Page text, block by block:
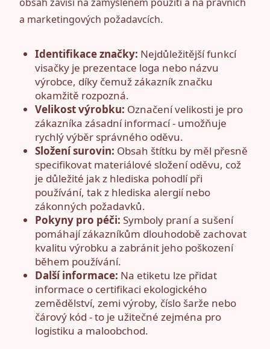
a marketingových požadavcích.
Identifikace značky: Nejdůležitější funkcí
visačky je prezentace loga nebo názvu
výrobce, díky čemuž zákazník značku
okamžitě rozpozná.
Velikost výrobku: Označení velikosti je pro
zákazníka zásadní informací - umožňuje
rychlý výběr správného oděvu.
Složení surovin: Obsah štítku by měl přesně
specifikovat materiálové složení oděvu, což
je důležité jak z hlediska pohodlí při
používání, tak z hlediska alergií nebo
zákonných požadavků.
Pokyny pro péči: Symboly praní a sušení
pomáhají zákazníkům dlouhodobě zachovat
kvalitu výrobku a zabránit jeho poškození
během používání.
Další informace: Na etiketu lze přidat
informace o certifikaci ekologického
zemědělství, zemi výroby, číslo šarže nebo
čárový kód - to je užitečné zejména pro
logistiku a maloobchod.